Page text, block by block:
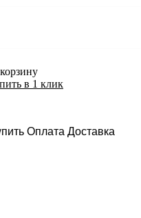
в 1 клик
Оплата Доставка